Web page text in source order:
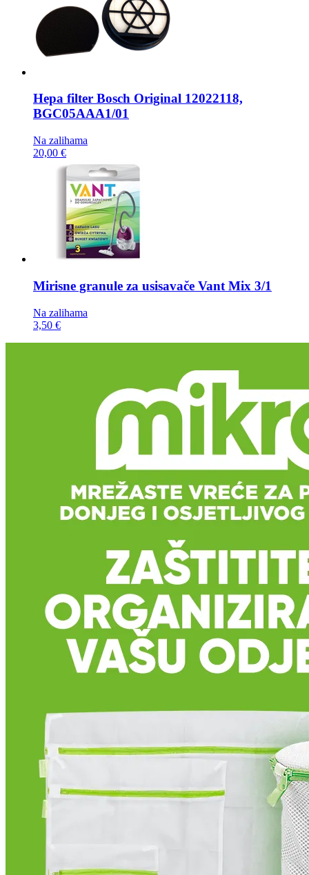
Hepa filter Bosch Original 12022118,
BGC05AAA1/01
Na zalihama
20,00 €
Mirisne granule za usisavače Vant Mix 3/1
Na zalihama
3,50 €